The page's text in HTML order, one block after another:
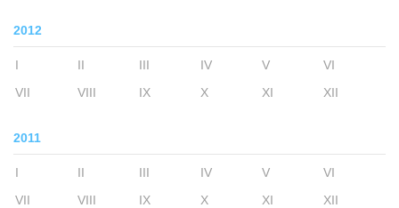
2012
I II III IV V
VI
VII
VIII IX X XI XII
2011
I II III IV V
VI
VII
VIII IX X XI XII